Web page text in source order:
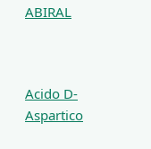
ABIRAL
Acido D-
Aspartico